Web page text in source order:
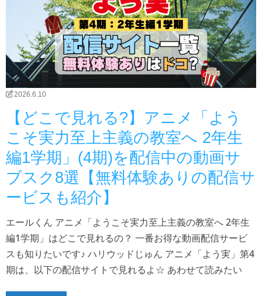
2026.6.10
【どこで見れる?】アニメ「よう
こそ実力至上主義の教室へ 2年生
編1学期」(4期)を配信中の動画サ
ブスク8選【無料体験ありの配信サ
ービスも紹介】
エールくん アニメ「ようこそ実力至上主義の教室へ 2年生
編1学期」はどこで見れるの？ 一番お得な動画配信サービ
スも知りたいです♪ ハリウッドじゅん アニメ「よう実」第4
期は、以下の配信サイトで見れるよ☆ あわせて読みたい